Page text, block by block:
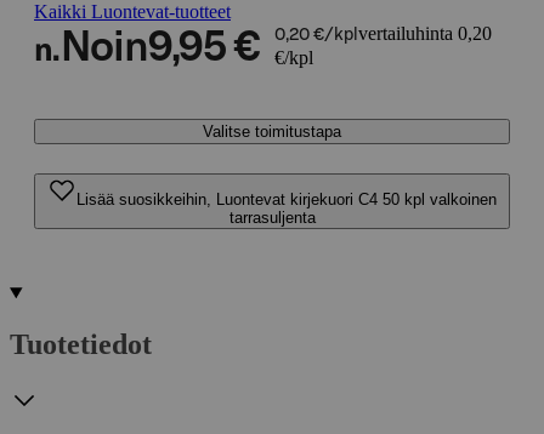
Kaikki Luontevat-tuotteet
n. Noin9,95 € 0,20 €/kpl vertailuhinta 0,20
€/kpl
Valitse toimitustapa
Lisää suosikkeihin, Luontevat kirjekuori C4 50 kpl valkoinen
tarrasuljenta
Tuotetiedot